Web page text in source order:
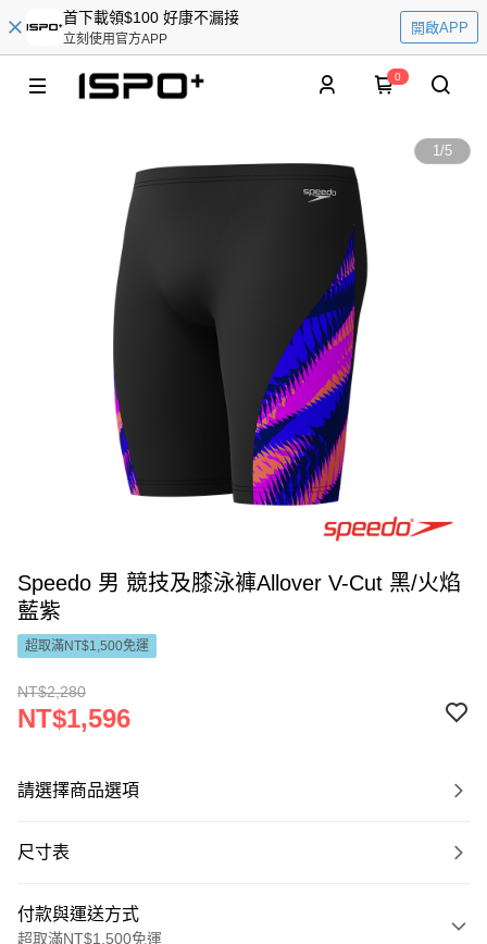
首下載領$100 好康不漏接
立刻使用官方APP
開啟APP
0
1/5
Speedo 男 競技及膝泳褲Allover V-Cut 黑/火焰
藍紫
超取滿NT$1,500免運
NT$2,280
NT$1,596
請選擇商品選項
尺寸表
付款與運送方式
超取滿NT$1,500免運